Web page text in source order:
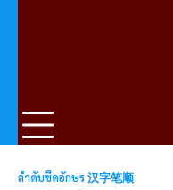
ลำดับขีดอักษร 汉字笔顺